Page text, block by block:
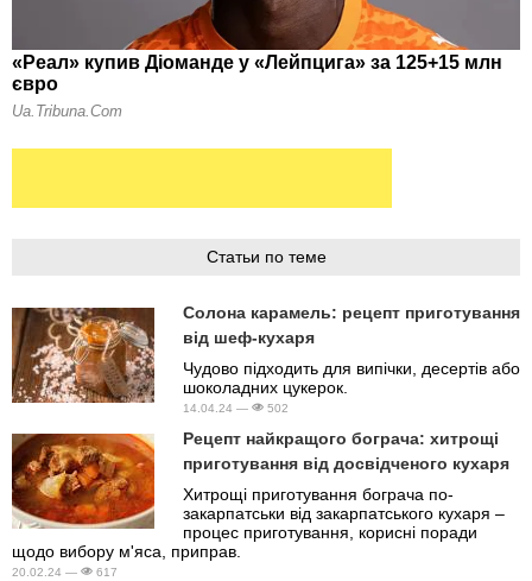
Статьи по теме
Солона карамель: рецепт приготування
від шеф-кухаря
Чудово підходить для випічки, десертів або
шоколадних цукерок.
14.04.24 — 502
Рецепт найкращого бограча: хитрощі
приготування від досвідченого кухаря
Хитрощі приготування бограча по-
закарпатськи від закарпатського кухаря –
процес приготування, корисні поради
щодо вибору м'яса, приправ.
20.02.24 — 617